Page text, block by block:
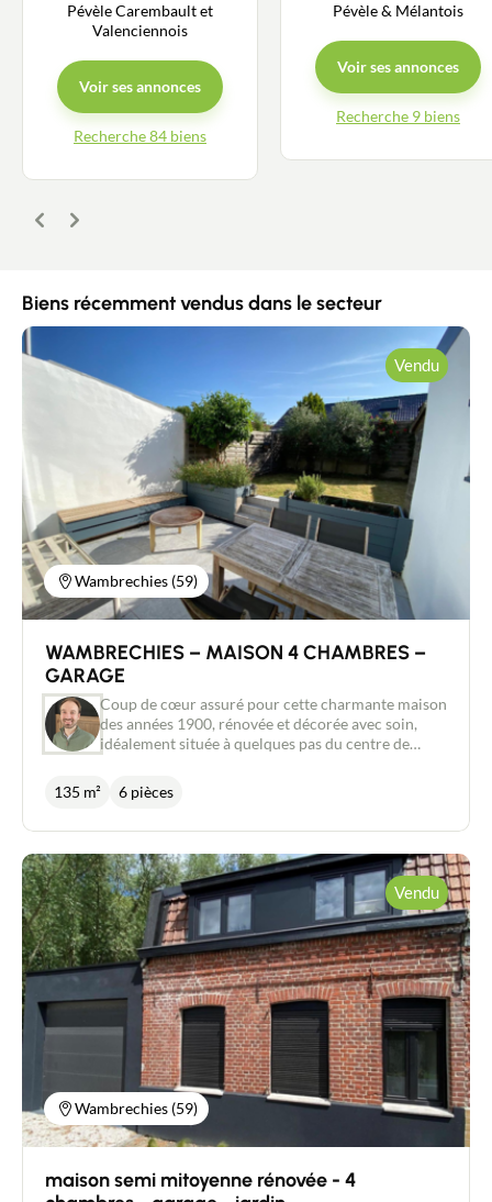
Pévèle Carembault et
Valenciennois
Voir ses annonces
Recherche 84 biens
Pévèle & Mélantois
Voir ses annonces
Recherche 9 biens
Précédent
Suivant
Biens récemment vendus dans le secteur
Wambrechies (59)
Vendu
WAMBRECHIES – MAISON 4 CHAMBRES –
GARAGE
Coup de cœur assuré pour cette charmante maison
des années 1900, rénovée et décorée avec soin,
idéalement située à quelques pas du centre de
offre une belle pièce de vie lumineuse de 50 m²
comprenant un salon cosy avec cheminée feu de
ainsi qu’une grande buanderie. À l’étage, un palier
dessert deux chambres spacieuses de 17 m² et
10 m², un grand dressing, une salle de bain
complète récente et des toilettes séparées. Au
deuxième étage, vous trouverez deux chambres
supplémentaires. À l’extérieur, vous profiterez d’un
jardin verdoyant avec terrasse, sans vis-à-vis. Un
garage de 14 m² permet de stationner vélos, motos
et de stocker facilement. Possibilité de stationner
également devant la maison.
135 m² 6 pièces
Wambrechies (59)
Vendu
maison semi mitoyenne rénovée - 4